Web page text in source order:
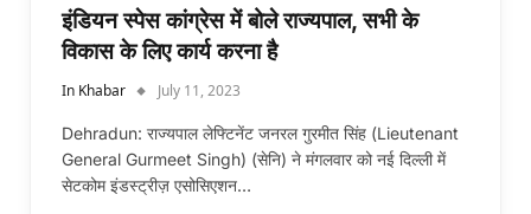
इंडियन स्पेस कांग्रेस में बोले राज्यपाल, सभी के
विकास के लिए कार्य करना है
In Khabar July 11, 2023
Dehradun: राज्यपाल लेफ्टिनेंट जनरल गुरमीत सिंह (Lieutenant
General Gurmeet Singh) (सेनि) ने मंगलवार को नई दिल्ली में
सेटकोम इंडस्ट्रीज़ एसोसिएशन…